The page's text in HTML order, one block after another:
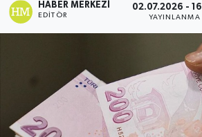
HABER MERKEZI
EDITÖR
02.07.2026 -
YAYINLANMA
Dursunbey
EĞİTİM
EKONOMİ